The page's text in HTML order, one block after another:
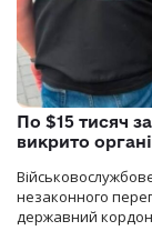
По $15 тисяч
викрито
незаконного
державний кордон